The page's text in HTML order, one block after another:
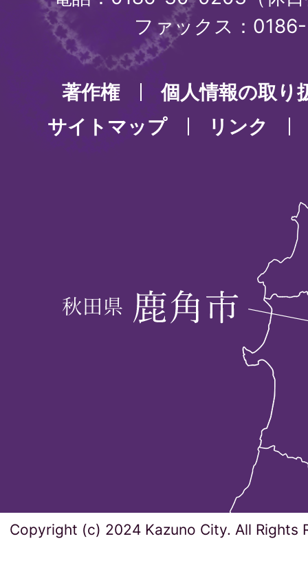
ファックス：
著作権
個人情報の取り
サイトマップ
リンク
Copyright (c) 2024 Kazuno City. All Rights